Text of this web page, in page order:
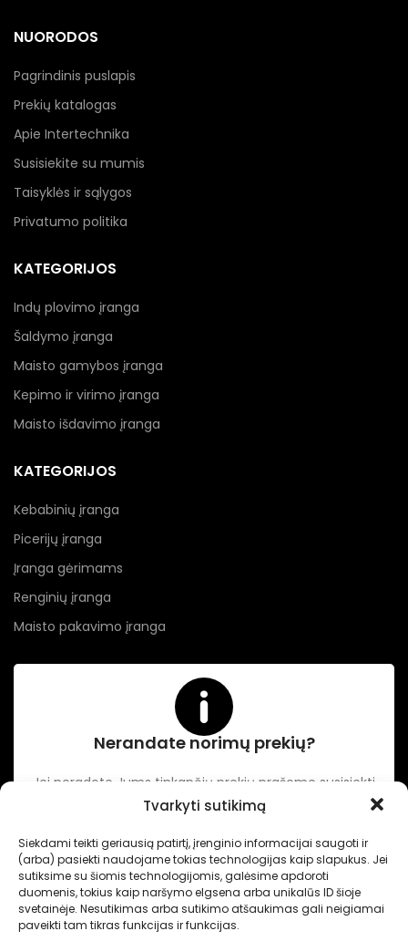
Tvarkyti sutikimą
Siekdami teikti geriausią patirtį, įrenginio informacijai saugoti ir
(arba) pasiekti naudojame tokias technologijas kaip slapukus. Jei
sutiksime su šiomis technologijomis, galėsime apdoroti
duomenis, tokius kaip naršymo elgsena arba unikalūs ID šioje
svetainėje. Nesutikimas arba sutikimo atšaukimas gali neigiamai
paveikti tam tikras funkcijas ir funkcijas.
NUORODOS
Pagrindinis puslapis
Prekių katalogas
Apie Intertechnika
Susisiekite su mumis
Taisyklės ir sąlygos
Privatumo politika
KATEGORIJOS
Indų plovimo įranga
Šaldymo įranga
Maisto gamybos įranga
Kepimo ir virimo įranga
Maisto išdavimo įranga
KATEGORIJOS
Kebabinių įranga
Picerijų įranga
Įranga gėrimams
Renginių įranga
Maisto pakavimo įranga
Nerandate norimų prekių?
Jei neradote Jums tinkančių prekių prašome susisiekti
kontaktuose nurodytu tel. numeriu arba el. paštu.
Intertechnika Sukurta pagal užsakymą-Dominykas Vitkauskas.
Internetinių svetainių sprendimai